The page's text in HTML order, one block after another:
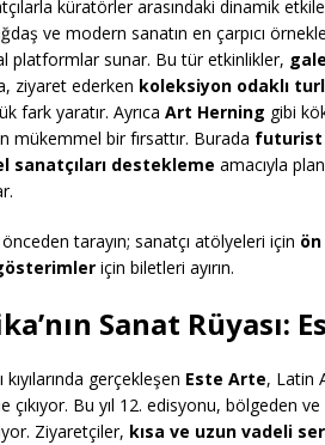
küratörler arasındaki dinamik
ve modern sanatın en çarpıcı
platformlar sunar. Bu tür etkinlikler,
ziyaret ederken koleksiyon odaklı
fark yaratır. Ayrıca Art Herning gibi
mükemmel bir fırsattır. Burada futurist
sanatçıları destekleme amacıyla
önceden tarayın; sanatçı atölyeleri için ön
için biletleri ayırın.
Sanat Rüyası:
gerçekleşen Este Arte, Latin
Bu yıl 12. edisyonu, bölgeden ve
Ziyaretçiler, kısa ve uzun vadeli